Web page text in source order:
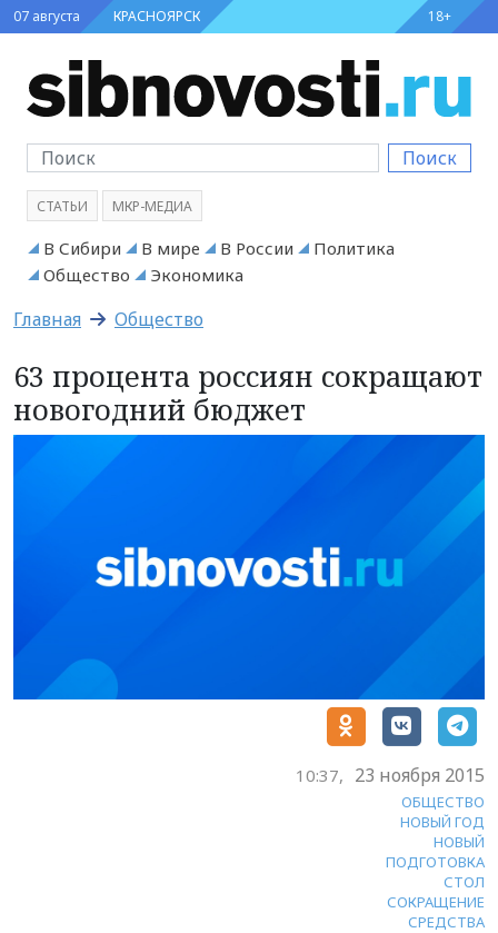
07 августа КРАСНОЯРСК 18+
Поиск
СТАТЬИ МКР-МЕДИА
В Сибири В мире В России
Политика
Общество
Экономика
Главная Общество
63 процента россиян сокращают
новогодний бюджет
10:37, 23 ноября 2015
ОБЩЕСТВО
НОВЫЙ ГОД
НОВЫЙ
ПОДГОТОВКА
СТОЛ
СОКРАЩЕНИЕ
СРЕДСТВА